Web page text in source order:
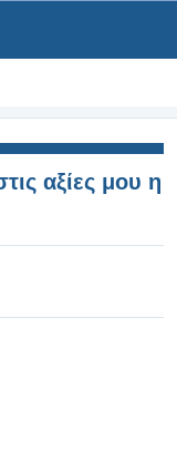
αξίες μου η